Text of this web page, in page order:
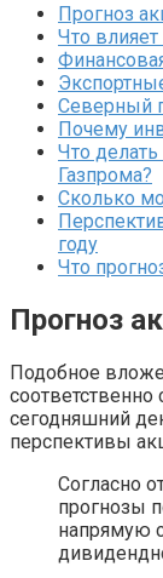
Прогноз
Что
Северный
Почему
Что
Газпрома?
Сколько
году
Что
Прогноз
Подобное
соответственно
сегодняшний
перспективы
Согласно
прогнозы
напрямую